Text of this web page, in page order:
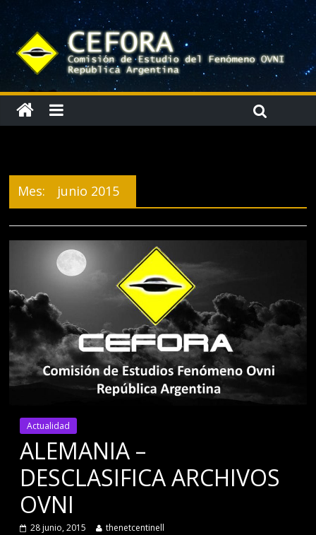
Mes: junio 2015
Actualidad
ALEMANIA –
DESCLASIFICA ARCHIVOS
OVNI
28 junio, 2015 thenetcentinell